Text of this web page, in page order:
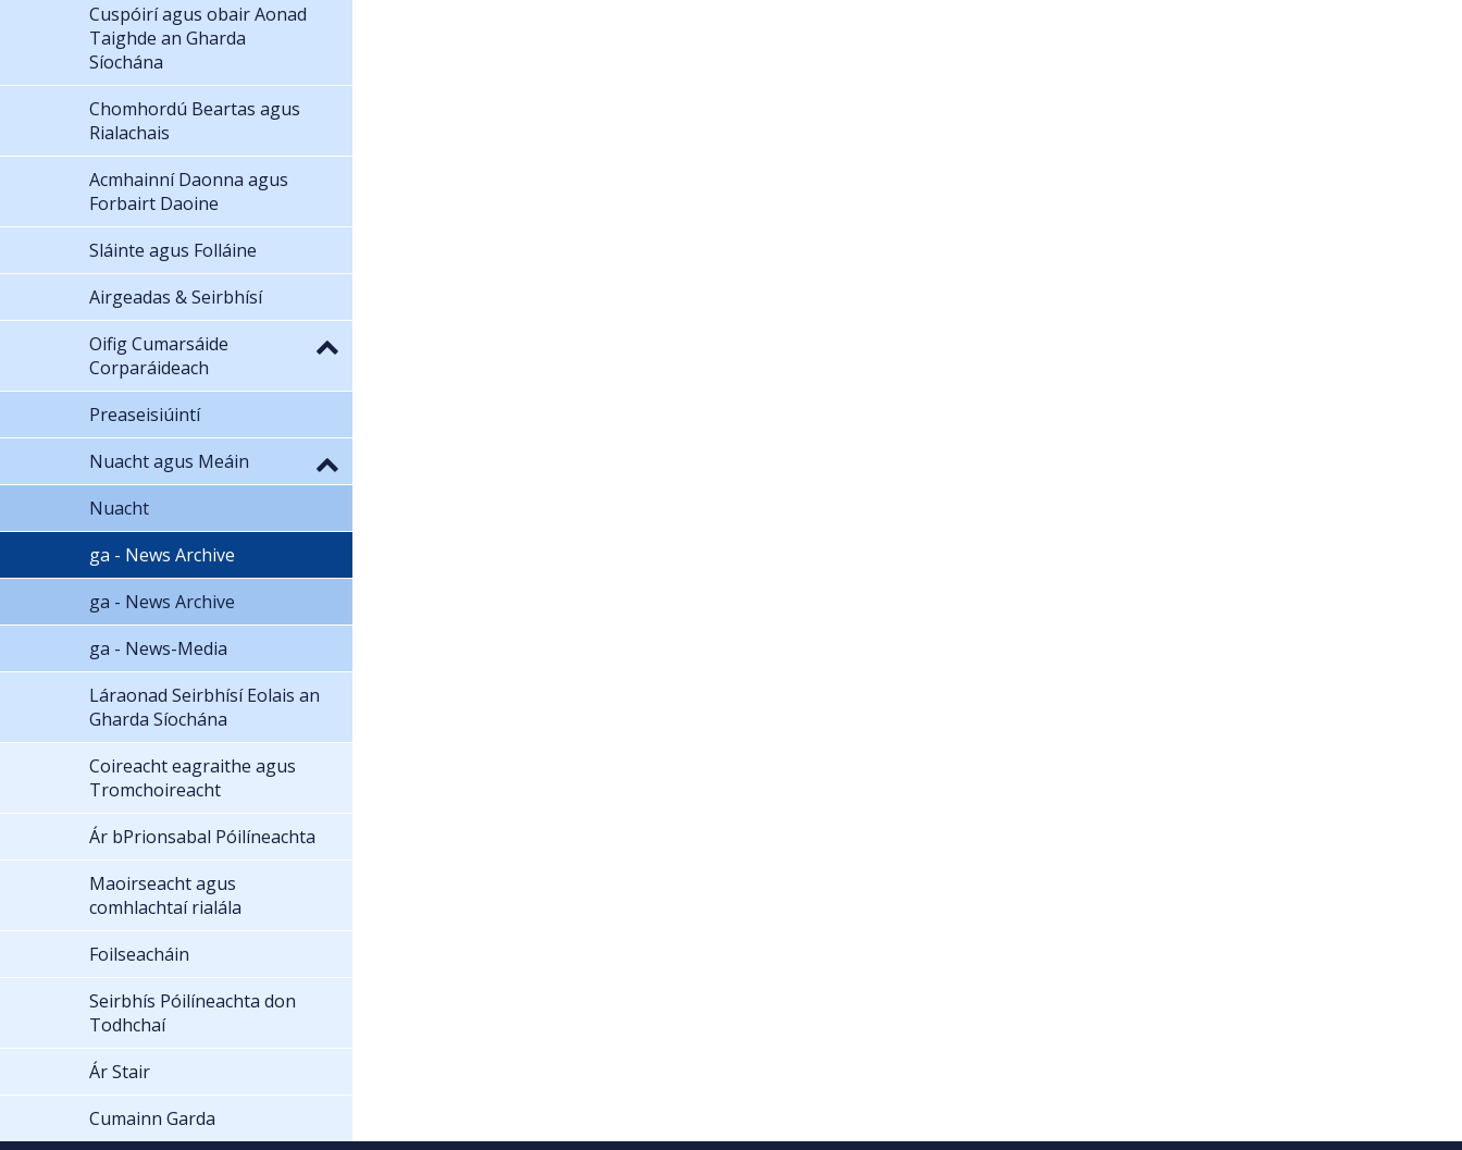
Cuspóirí agus obair Aonad
Taighde an Gharda
Síochána
Chomhordú Beartas agus
Rialachais
Acmhainní Daonna agus
Forbairt Daoine
Sláinte agus Folláine
Airgeadas & Seirbhísí
Oifig Cumarsáide
Corparáideach
Preaseisiúintí
Nuacht agus Meáin
Nuacht
ga - News Archive
ga - News Archive
ga - News-Media
Láraonad Seirbhísí Eolais an
Gharda Síochána
Coireacht eagraithe agus
Tromchoireacht
Ár bPrionsabal Póilíneachta
Maoirseacht agus
comhlachtaí rialála
Foilseacháin
Seirbhís Póilíneachta don
Todhchaí
Ár Stair
Cumainn Garda